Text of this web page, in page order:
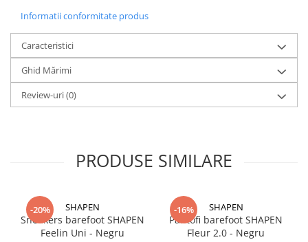
Informatii conformitate produs
Caracteristici
Ghid Mărimi
Review-uri(0)
PRODUSE SIMILARE
-20% SHAPEN
Sneakers barefoot SHAPEN
Feelin Uni - Negru
-16% SHAPEN
Pantofi barefoot SHAPEN
Fleur 2.0 - Negru